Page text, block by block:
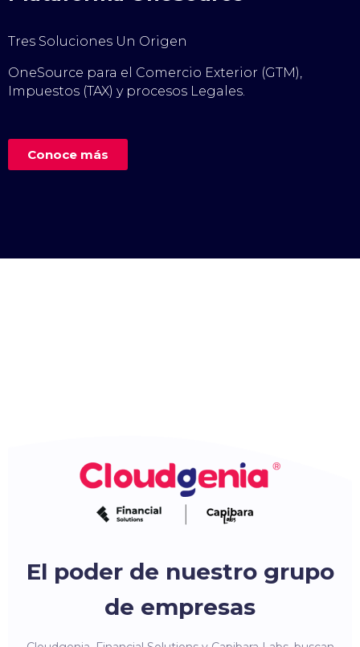
Tres Soluciones Un Origen
OneSource para el Comercio Exterior (GTM),
Impuestos (TAX) y procesos Legales.
Conoce más
El poder de nuestro grupo
de empresas